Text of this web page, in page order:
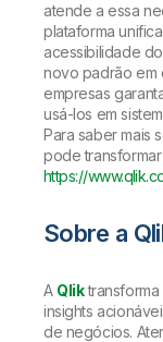
atende a essa
plataforma
acessibilidade
novo padrão em
empresas
usá-los em
Para saber mais
pode
https://
Sobre a
A Qliktransforma
insights
de negócios.